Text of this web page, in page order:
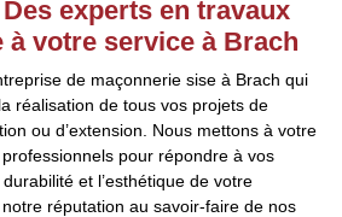
experts en travaux
à votre service à Brach
de maçonnerie sise à Brach qui
réalisation de tous vos projets de
ou d’extension. Nous mettons à votre
pour répondre à vos
et l’esthétique de votre
réputation au savoir-faire de nos